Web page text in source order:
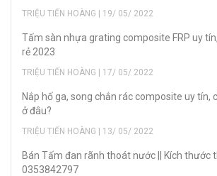
TRIỆU TIẾN HOÀNG | 19/ 05/ 2022
Tấm sàn nhựa grating composite FRP uy
rẻ 2023
TRIỆU TIẾN HOÀNG | 17/ 05/ 2022
Nắp hố ga, song chắn rác composite uy tín,
ở đâu?
TRIỆU TIẾN HOÀNG | 13/ 05/ 2022
Bán Tấm đan rãnh thoát nước || Kích thước
0353842797